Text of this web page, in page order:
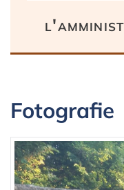
Fotografie